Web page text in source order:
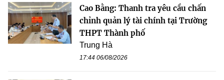
Cao Bằng: Thanh tra yêu cầu chấn
chỉnh quản lý tài chính tại Trường
THPT Thành phố
Trung Hà
17:44 06/08/2026